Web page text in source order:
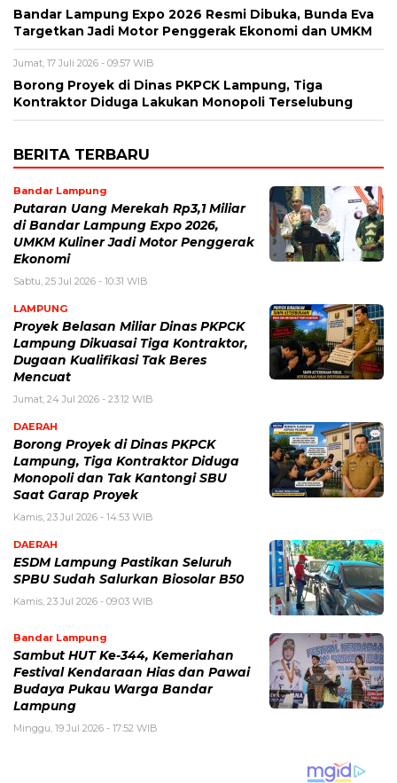
Bandar Lampung Expo 2026 Resmi Dibuka, Bunda Eva
Targetkan Jadi Motor Penggerak Ekonomi dan UMKM
Jumat, 17 Juli 2026 - 09:57 WIB
Borong Proyek di Dinas PKPCK Lampung, Tiga
Kontraktor Diduga Lakukan Monopoli Terselubung
BERITA TERBARU
Bandar Lampung
Putaran Uang Merekah Rp3,1 Miliar
di Bandar Lampung Expo 2026,
UMKM Kuliner Jadi Motor Penggerak
Ekonomi
Sabtu, 25 Jul 2026 - 10:31 WIB
LAMPUNG
Proyek Belasan Miliar Dinas PKPCK
Lampung Dikuasai Tiga Kontraktor,
Dugaan Kualifikasi Tak Beres
Mencuat
Jumat, 24 Jul 2026 - 23:12 WIB
DAERAH
Borong Proyek di Dinas PKPCK
Lampung, Tiga Kontraktor Diduga
Monopoli dan Tak Kantongi SBU
Saat Garap Proyek
Kamis, 23 Jul 2026 - 14:53 WIB
DAERAH
ESDM Lampung Pastikan Seluruh
SPBU Sudah Salurkan Biosolar B50
Kamis, 23 Jul 2026 - 09:03 WIB
Bandar Lampung
Sambut HUT Ke-344, Kemeriahan
Festival Kendaraan Hias dan Pawai
Budaya Pukau Warga Bandar
Lampung
Minggu, 19 Jul 2026 - 17:52 WIB